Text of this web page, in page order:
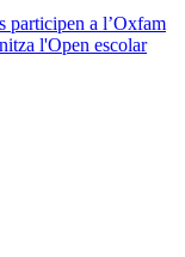
participen a l’Oxfam
l'Open escolar